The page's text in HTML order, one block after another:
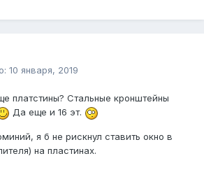
10 января, 2019
платстины? Стальные кронштейны
Да еще и 16 эт.
я б не рискнул ставить окно в
на пластинах.